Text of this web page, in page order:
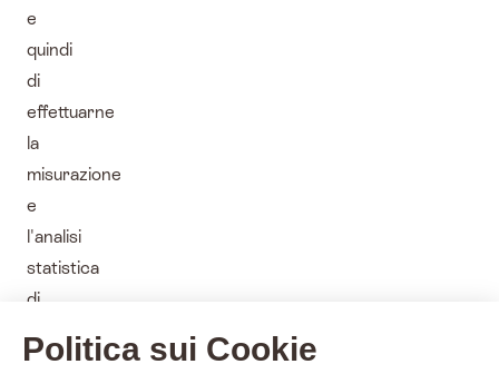
Politica sui Cookie
e
quindi
di
effettuarne
la
misurazione
e
l'analisi
statistica
di
In